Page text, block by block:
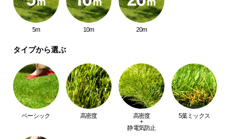
ー
ビ
つ
て
搬
入
経
5m 10m 20m
タイプから選ぶ
ベーシック 高密度
高密度
+
静電気防止
5葉ミックス